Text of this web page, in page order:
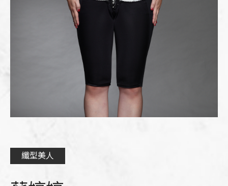
纖型美人